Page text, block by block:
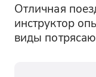
Отличная
инструктор
виды